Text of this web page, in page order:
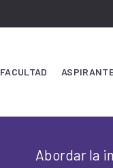
FACULTAD
Abordar la